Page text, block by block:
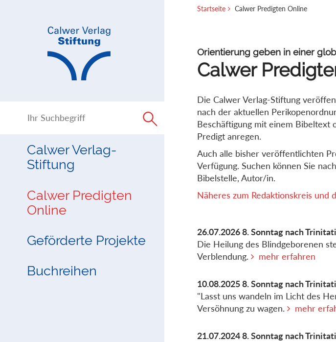
Calwer Verlag-
Stiftung
Calwer Predigten
Online
Geförderte Projekte
Buchreihen
Startseite Calwer Predigten Online
Orientierung geben in einer
Calwer
Die Calwer Verlag-Stiftung
nach der aktuellen
Beschäftigung mit einem Bibeltext
Predigt anregen.
Auch alle bisher veröffentlichten
Verfügung. Suchen können Sie
Bibelstelle, Autor/in.
Näheres zum Redaktionskreis und
26.07.20268. Sonntag nach
Die Heilung des Blindgeborenen
Verblendung.
mehr erfahren
10.08.20258. Sonntag nach
"Lasst uns wandeln im Licht des
Versöhnung zu wagen.
mehr
21.07.20248. Sonntag nach